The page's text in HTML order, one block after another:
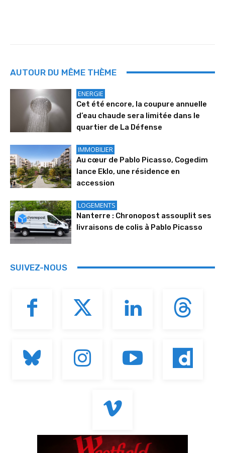
AUTOUR DU MÊME THÈME
ENERGIE
Cet été encore, la coupure annuelle
d’eau chaude sera limitée dans le
quartier de La Défense
IMMOBILIER
Au cœur de Pablo Picasso, Cogedim
lance Eklo, une résidence en
accession
LOGEMENTS
Nanterre : Chronopost assouplit ses
livraisons de colis à Pablo Picasso
SUIVEZ-NOUS